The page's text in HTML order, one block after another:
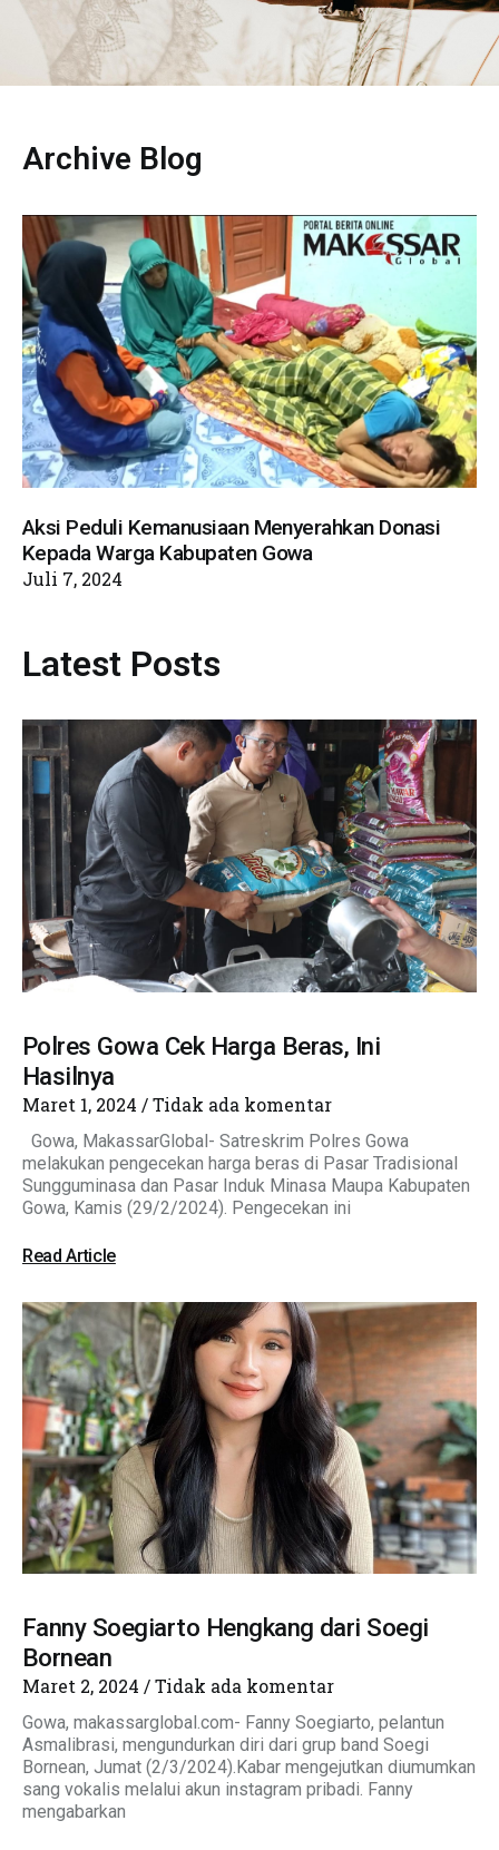
Archive Blog
Aksi Peduli Kemanusiaan Menyerahkan Donasi
Kepada Warga Kabupaten Gowa
Juli 7, 2024
Latest Posts
Polres Gowa Cek Harga Beras, Ini
Hasilnya
Maret 1, 2024 Tidak ada komentar
Gowa, MakassarGlobal- Satreskrim Polres Gowa
melakukan pengecekan harga beras di Pasar Tradisional
Sungguminasa dan Pasar Induk Minasa Maupa Kabupaten
Gowa, Kamis (29/2/2024). Pengecekan ini
Read Article
Fanny Soegiarto Hengkang dari Soegi
Bornean
Maret 2, 2024 Tidak ada komentar
Gowa, makassarglobal.com- Fanny Soegiarto, pelantun
Asmalibrasi, mengundurkan diri dari grup band Soegi
Bornean, Jumat (2/3/2024).Kabar mengejutkan diumumkan
sang vokalis melalui akun instagram pribadi. Fanny
mengabarkan